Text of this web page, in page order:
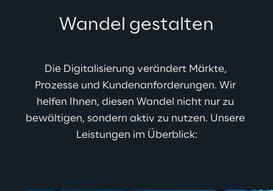
Wandel gestalten
Die Digitalisierung verändert Märkte,
Prozesse und Kundenanforderungen. Wir
helfen Ihnen, diesen Wandel nicht nur zu
bewältigen, sondern aktiv zu nutzen. Unsere
Leistungen im Überblick: